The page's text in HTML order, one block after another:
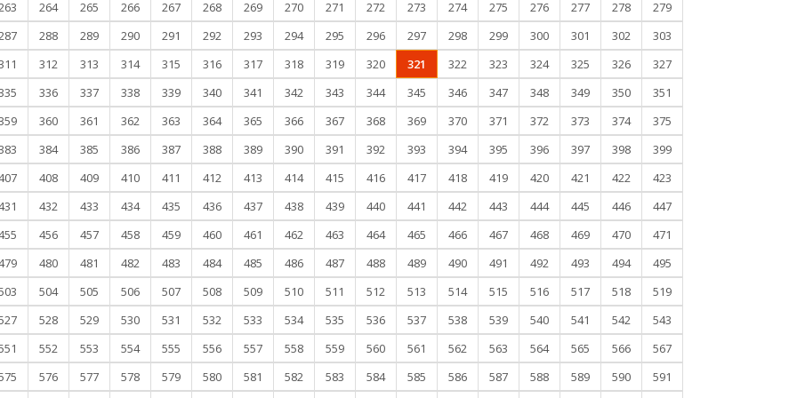
264 265 266 267 268 269 270 271 272 273 274 275 276 277 278
279
288 289 290 291 292 293 294 295 296 297 298 299 300 301 302
303
312 313 314 315 316 317 318 319 320 321 322 323 324 325 326
327
336 337 338 339 340 341 342 343 344 345 346 347 348 349 350
351
360 361 362 363 364 365 366 367 368 369 370 371 372 373 374
375
384 385 386 387 388 389 390 391 392 393 394 395 396 397 398
399
408 409 410 411 412 413 414 415 416 417 418 419 420 421 422
423
432 433 434 435 436 437 438 439 440 441 442 443 444 445 446
447
456 457 458 459 460 461 462 463 464 465 466 467 468 469 470
471
480 481 482 483 484 485 486 487 488 489 490 491 492 493 494
495
504 505 506 507 508 509 510 511 512 513 514 515 516 517 518
519
528 529 530 531 532 533 534 535 536 537 538 539 540 541 542
543
552 553 554 555 556 557 558 559 560 561 562 563 564 565 566
567
576 577 578 579 580 581 582 583 584 585 586 587 588 589 590
591